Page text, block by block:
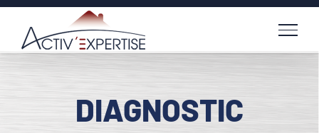
Passer
contenu
DIAGNOSTIC